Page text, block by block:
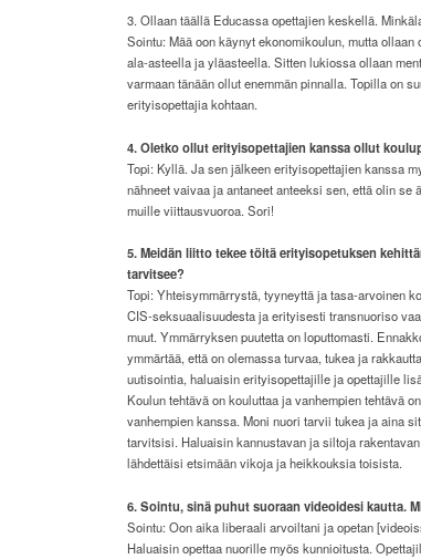
3. Ollaan täällä Educassa opettajien keskellä.
Sointu: Mää oon käynyt ekonomikoulun, mutta
ala-asteella ja yläasteella. Sitten lukiossa ollaan
varmaan tänään ollut enemmän pinnalla. Topilla on
erityisopettajia kohtaan.
4. Oletko ollut erityisopettajien kanssa ollut
Topi: Kyllä. Ja sen jälkeen erityisopettajien kanssa
nähneet vaivaa ja antaneet anteeksi sen, että olin
muille viittausvuoroa. Sori!
5. Meidän liitto tekee töitä erityisopetuksen
tarvitsee?
Topi: Yhteisymmärrystä, tyyneyttä ja tasa-arvoinen
CIS-seksuaalisuudesta ja erityisesti transnuoriso
muut. Ymmärryksen puutetta on loputtomasti.
ymmärtää, että on olemassa turvaa, tukea ja
uutisointia, haluaisin erityisopettajille ja opettajille
Koulun tehtävä on kouluttaa ja vanhempien tehtävä
vanhempien kanssa. Moni nuori tarvii tukea ja aina
tarvitsisi. Haluaisin kannustavan ja siltoja
lähdettäisi etsimään vikoja ja heikkouksia toisista.
6. Sointu, sinä puhut suoraan videoidesi kautta.
Sointu: Oon aika liberaali arvoiltani ja opetan
Haluaisin opettaa nuorille myös kunnioitusta.